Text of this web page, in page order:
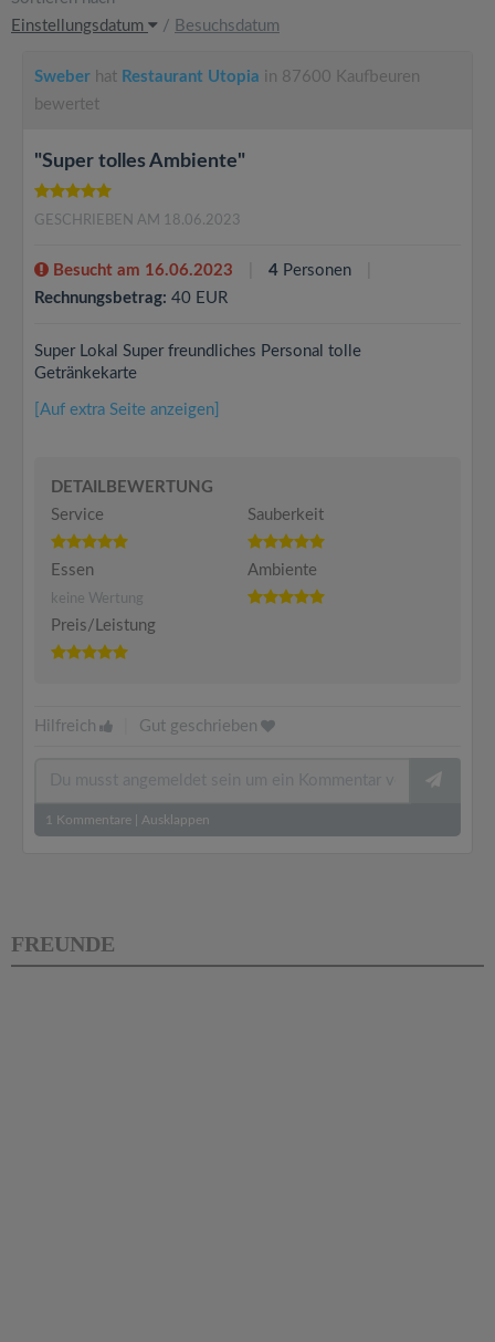
Einstellungsdatum
/ Besuchsdatum
Sweber hat Restaurant Utopia in 87600 Kaufbeuren
bewertet
"Super tolles Ambiente"
GESCHRIEBEN AM 18.06.2023
Besucht am 16.06.2023 4 Personen
Rechnungsbetrag: 40 EUR
Super Lokal Super freundliches Personal tolle
Getränkekarte
[Auf extra Seite anzeigen]
DETAILBEWERTUNG
Service
Sauberkeit
Essen
keine Wertung
Ambiente
Preis/Leistung
Hilfreich Gut geschrieben
1 Kommentare Ausklappen
FREUNDE